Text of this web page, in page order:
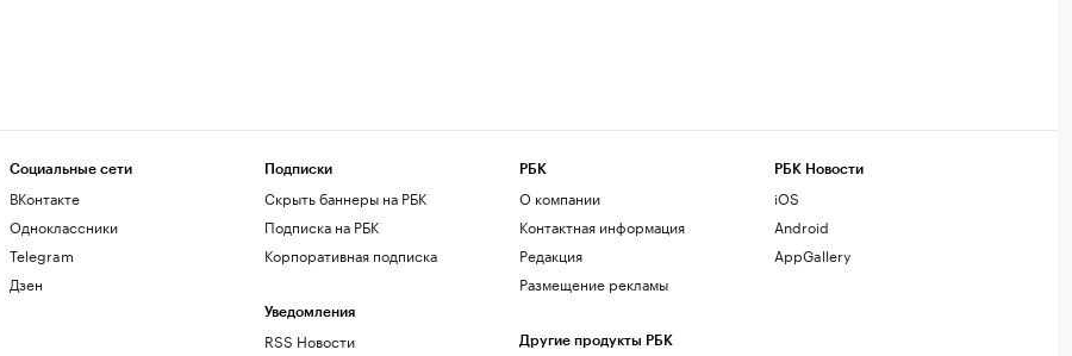
Социальные сети
ВКонтакте
Одноклассники
Telegram
Дзен
Подписки
Скрыть баннеры на РБК
Подписка на РБК
Корпоративная подписка
Уведомления
RSS Новости
РБК
О компании
Контактная информация
Редакция
Размещение рекламы
Другие продукты РБК
РБК Новости
iOS
Android
AppGallery